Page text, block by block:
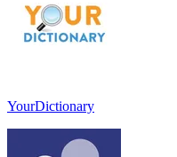
YourDictionary